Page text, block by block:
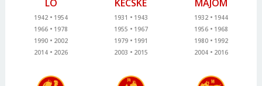
LÓ
1942
1954
1966
1978
1990
2002
2014
2026
KECSKE
1931
1943
1955
1967
1979
1991
2003
2015
MAJOM
1932
1944
1956
1968
1980
1992
2004
2016